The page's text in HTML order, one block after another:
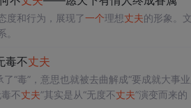
度和行为，展现了一个理想丈夫的形象。
毒不丈夫
了“毒”，意思也就被去曲解成“要成就大
不丈夫”其实是从“无度不丈夫”演变而来的